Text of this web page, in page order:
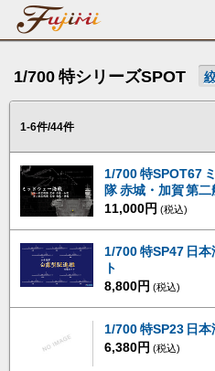
1/700 特シリーズSPOT
1-6件/44件
1/700 特SPOT67
隊 赤城・加賀 第
11,000円 (税込)
1/700 特SP47 日
ト
8,800円 (税込)
1/700 特SP23 日
6,380円 (税込)